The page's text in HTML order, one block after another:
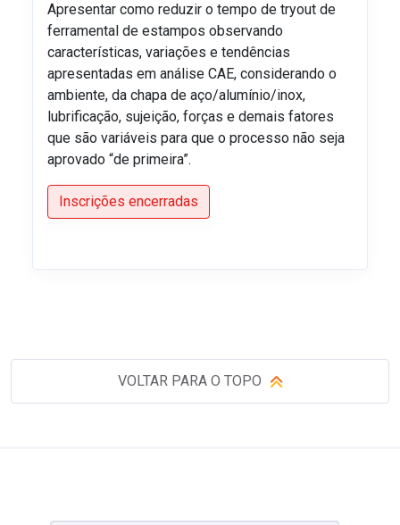
Apresentar como reduzir o tempo de tryout de
ferramental de estampos observando
características, variações e tendências
apresentadas em análise CAE, considerando o
ambiente, da chapa de aço/alumínio/inox,
lubrificação, sujeição, forças e demais fatores
que são variáveis para que o processo não seja
aprovado “de primeira”.
Inscrições encerradas
VOLTAR PARA O TOPO